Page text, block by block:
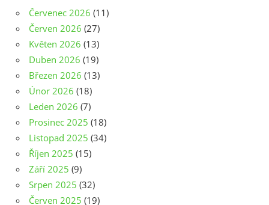
Červenec 2026 (11)
Červen 2026 (27)
Květen 2026 (13)
Duben 2026 (19)
Březen 2026 (13)
Únor 2026 (18)
Leden 2026 (7)
Prosinec 2025 (18)
Listopad 2025 (34)
Říjen 2025 (15)
Září 2025 (9)
Srpen 2025 (32)
Červen 2025 (19)